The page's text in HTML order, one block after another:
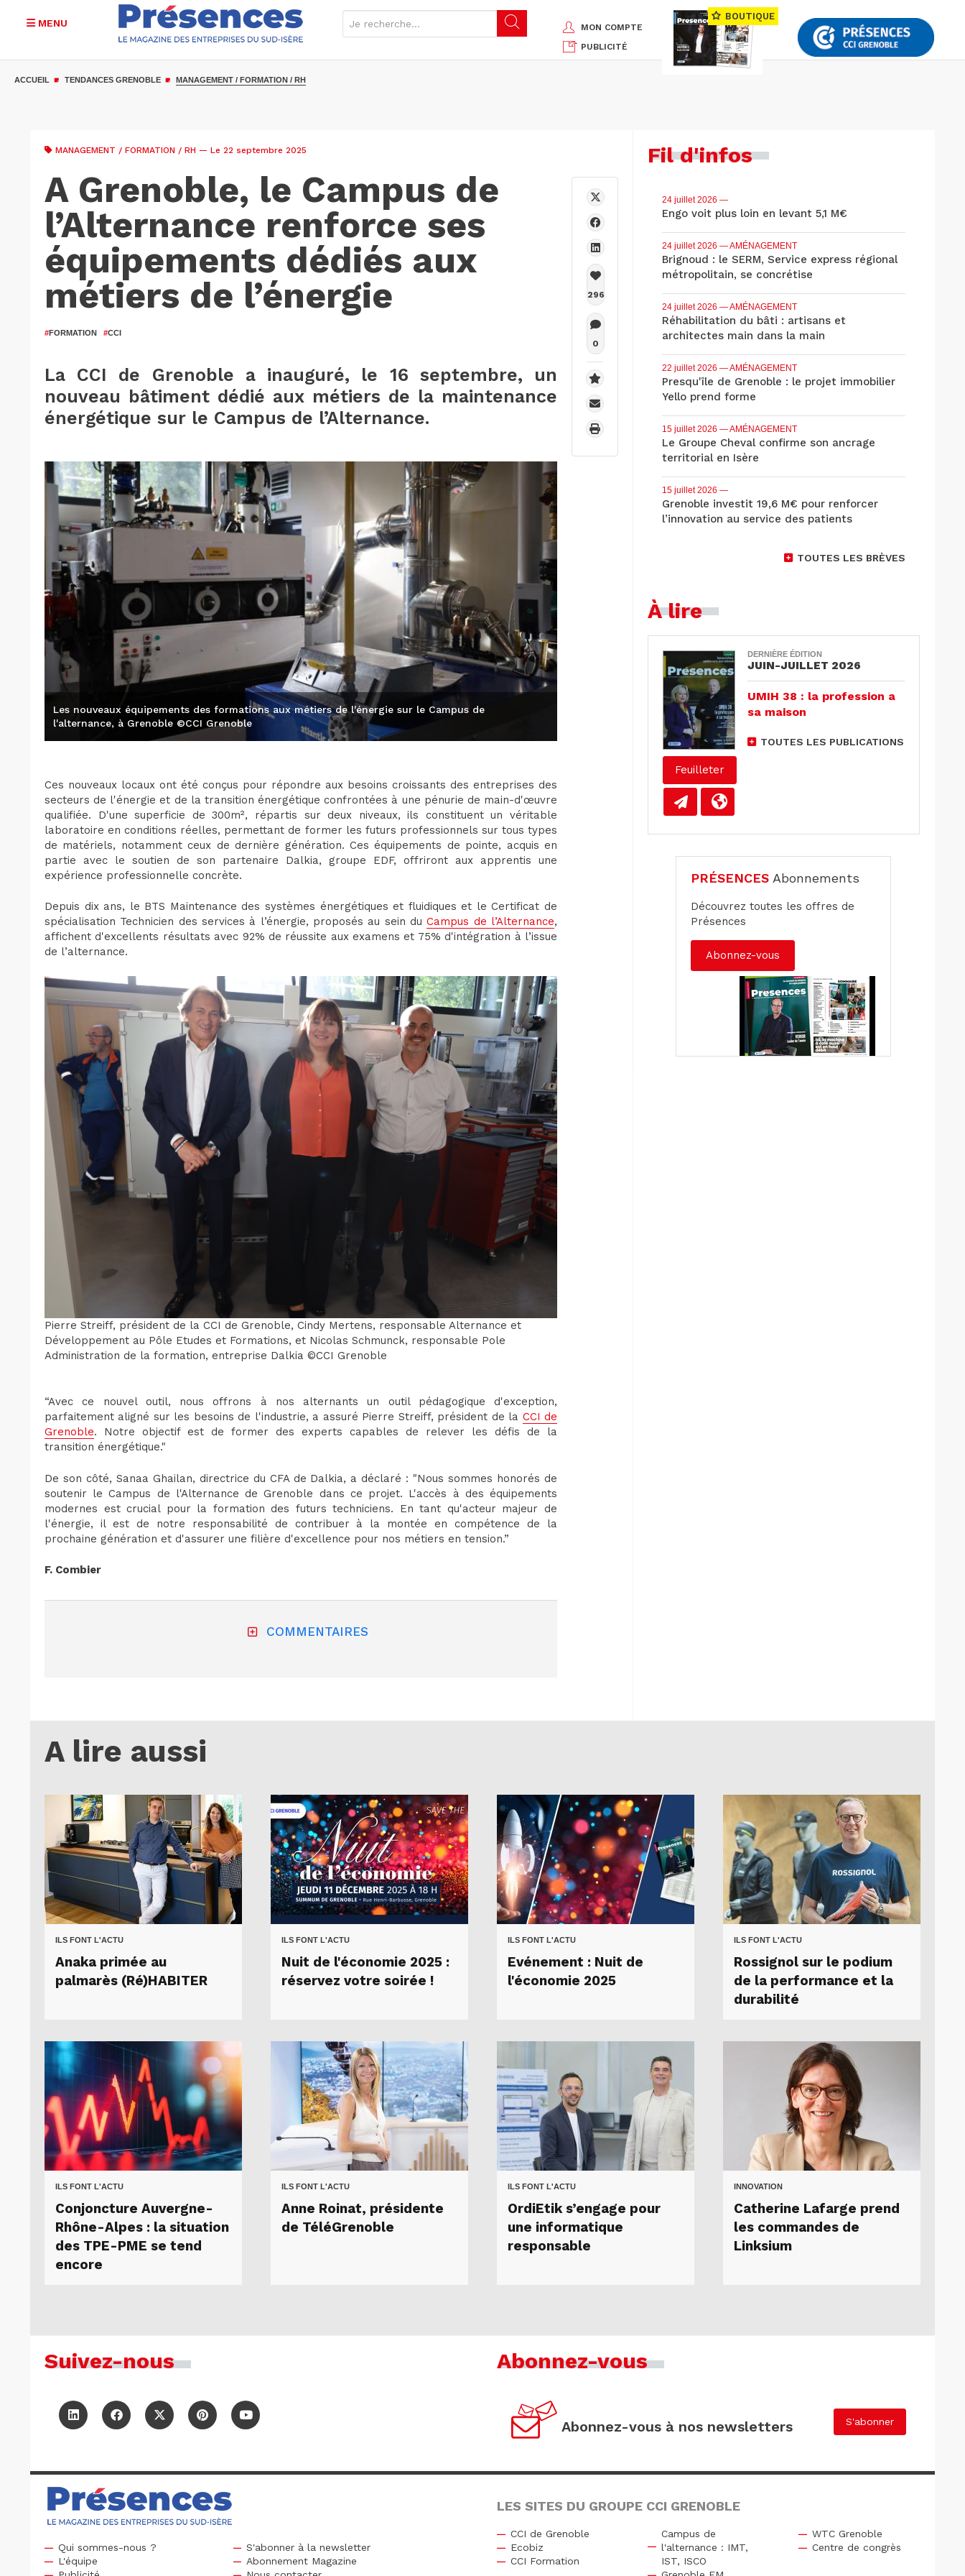
MENU
MON COMPTE
PUBLICITÉ
BOUTIQUE
ACCUEIL TENDANCES GRENOBLE MANAGEMENT / FORMATION / RH
MANAGEMENT / FORMATION / RH — Le 22 septembre 2025
A Grenoble, le Campus de
l’Alternance renforce ses
équipements dédiés aux
métiers de l’énergie
#FORMATION #CCI
La CCI de Grenoble a inauguré, le 16 septembre, un
nouveau bâtiment dédié aux métiers de la maintenance
énergétique sur le Campus de l’Alternance.
Les nouveaux équipements des formations aux métiers de l'énergie sur le Campus de
l'alternance, à Grenoble ©CCI Grenoble
Ces nouveaux locaux ont été conçus pour répondre aux besoins croissants des entreprises des
secteurs de l'énergie et de la transition énergétique confrontées à une pénurie de main-d'œuvre
qualifiée. D'une superficie de 300m², répartis sur deux niveaux, ils constituent un véritable
laboratoire en conditions réelles, permettant de former les futurs professionnels sur tous types
de matériels, notamment ceux de dernière génération. Ces équipements de pointe, acquis en
partie avec le soutien de son partenaire Dalkia, groupe EDF, offriront aux apprentis une
expérience professionnelle concrète.
Depuis dix ans, le BTS Maintenance des systèmes énergétiques et fluidiques et le Certificat de
spécialisation Technicien des services à l’énergie, proposés au sein duCampus de l’Alternance,
affichent d'excellents résultats avec 92% de réussite aux examens et 75% d'intégration à l’issue
de l’alternance.
Pierre Streiff, président de la CCI de Grenoble, Cindy Mertens, responsable Alternance et
Développement au Pôle Etudes et Formations, et Nicolas Schmunck, responsable Pole
Administration de la formation, entreprise Dalkia ©CCI Grenoble
“Avec ce nouvel outil, nous offrons à nos alternants un outil pédagogique d'exception,
parfaitement aligné sur les besoins de l'industrie, a assuré Pierre Streiff, président de la CCI de
Grenoble. Notre objectif est de former des experts capables de relever les défis de la
transition énergétique."
De son côté, Sanaa Ghailan, directrice du CFA de Dalkia, a déclaré : "Nous sommes honorés de
soutenir le Campus de l'Alternance de Grenoble dans ce projet. L'accès à des équipements
modernes est crucial pour la formation des futurs techniciens. En tant qu'acteur majeur de
l'énergie, il est de notre responsabilité de contribuer à la montée en compétence de la
prochaine génération et d'assurer une filière d'excellence pour nos métiers en tension.”
F. Combier
COMMENTAIRES
296
0
Fil d'infos
24 juillet 2026 —
Engo voit plus loin en levant 5,1 M€
24 juillet 2026 — AMÉNAGEMENT
Brignoud : le SERM, Service express régional
métropolitain, se concrétise
24 juillet 2026 — AMÉNAGEMENT
Réhabilitation du bâti : artisans et
architectes main dans la main
22 juillet 2026 — AMÉNAGEMENT
Presqu'île de Grenoble : le projet immobilier
Yello prend forme
15 juillet 2026 — AMÉNAGEMENT
Le Groupe Cheval confirme son ancrage
territorial en Isère
15 juillet 2026 —
Grenoble investit 19,6 M€ pour renforcer
l’innovation au service des patients
TOUTES LES BRÈVES
À lire
Feuilleter
DERNIÈRE ÉDITION
JUIN-JUILLET 2026
UMIH 38 : la profession a
sa maison
TOUTES LES PUBLICATIONS
PRÉSENCES Abonnements
Découvrez toutes les offres de
Présences
Abonnez-vous
A lire aussi
ILS FONT L'ACTU
Anaka primée au
palmarès (Ré)HABITER
ILS FONT L'ACTU
Nuit de l'économie 2025 :
réservez votre soirée !
ILS FONT L'ACTU
Evénement : Nuit de
l'économie 2025
ILS FONT L'ACTU
Rossignol sur le podium
de la performance et la
durabilité
ILS FONT L'ACTU
Conjoncture Auvergne-
Rhône-Alpes : la situation
des TPE-PME se tend
encore
ILS FONT L'ACTU
Anne Roinat, présidente
de TéléGrenoble
ILS FONT L'ACTU
OrdiEtik s’engage pour
une informatique
responsable
INNOVATION
Catherine Lafarge prend
les commandes de
Linksium
Suivez-nous Abonnez-vous
Abonnez-vous à nos newsletters S'abonner
Qui sommes-nous ?
L'équipe
S'abonner à la newsletter
Abonnement Magazine
LES SITES DU GROUPE CCI GRENOBLE
CCI de Grenoble
Ecobiz
CCI Formation
Campus de
l'alternance : IMT,
IST, ISCO
WTC Grenoble
Centre de congrès